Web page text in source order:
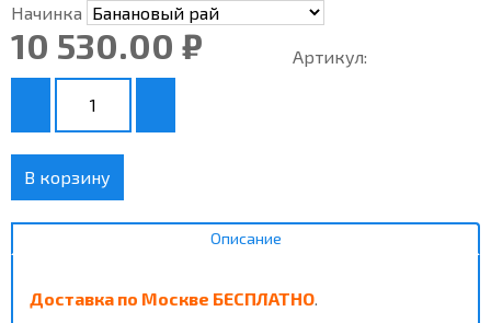
Начинка
10 530.00 ₽ Артикул:
В корзину
Описание
Доставка по Москве БЕСПЛАТНО